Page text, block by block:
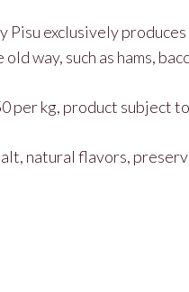
Pisu exclusively
way, such as hams,
per kg, product subject
natural flavors,